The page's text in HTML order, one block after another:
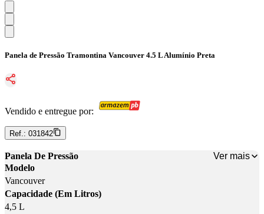
Panela de Pressão Tramontina Vancouver 4.5 L Alumínio Preta
Vendido e entregue por:
Ref.: 031842
Panela De Pressão
Ver mais
Modelo
Vancouver
Capacidade (Em Litros)
4,5 L